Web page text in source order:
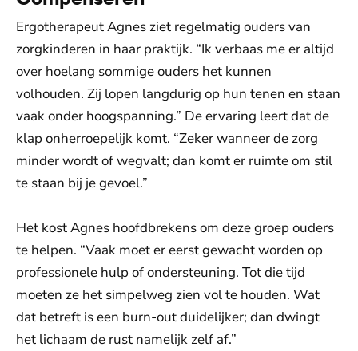
Ergotherapeut Agnes ziet regelmatig ouders van
zorgkinderen in haar praktijk. “Ik verbaas me er altijd
over hoelang sommige ouders het kunnen
volhouden. Zij lopen langdurig op hun tenen en staan
vaak onder hoogspanning.” De ervaring leert dat de
klap onherroepelijk komt. “Zeker wanneer de zorg
minder wordt of wegvalt; dan komt er ruimte om stil
te staan bij je gevoel.”
Het kost Agnes hoofdbrekens om deze groep ouders
te helpen. “Vaak moet er eerst gewacht worden op
professionele hulp of ondersteuning. Tot die tijd
moeten ze het simpelweg zien vol te houden. Wat
dat betreft is een burn-out duidelijker; dan dwingt
het lichaam de rust namelijk zelf af.”